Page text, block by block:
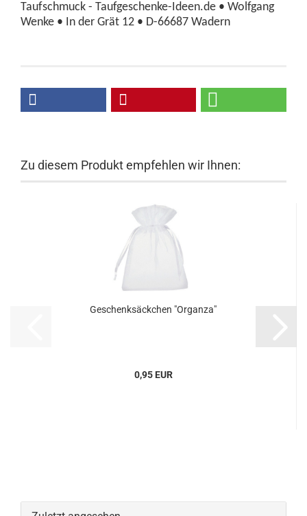
Taufschmuck - Taufgeschenke-Ideen.de • Wolfgang
Wenke • In der Grät 12 • D-66687 Wadern
Zu diesem Produkt empfehlen wir Ihnen:
Geschenksäckchen "Organza"
0,95 EUR